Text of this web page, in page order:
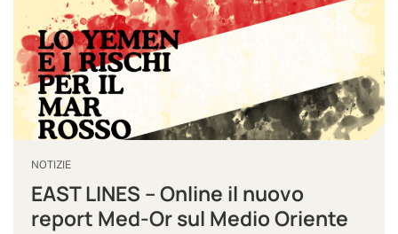
NOTIZIE
EAST LINES – Online il nuovo
report Med-Or sul Medio Oriente